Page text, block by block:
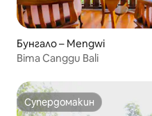
Бунгало – Mengwi
Bima Canggu Bali
Супердомакин
Супердомакин